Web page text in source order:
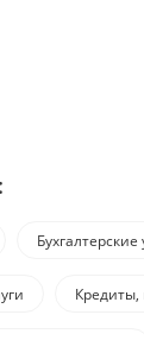
Бухгалтерские